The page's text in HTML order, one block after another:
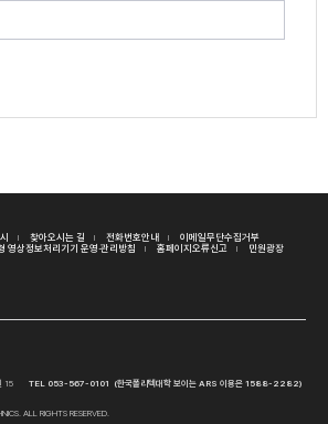
찾아오시는 길 전화번호안내 이메일무단수집거부
영상정보처리기기 운영·관리방침 홈페이지오류신고 민원광장
길 15 TEL 053-567-0101 (한국폴리텍대학 보이는 ARS 이용은 1588-2282)
ALL RIGHTS RESERVED.